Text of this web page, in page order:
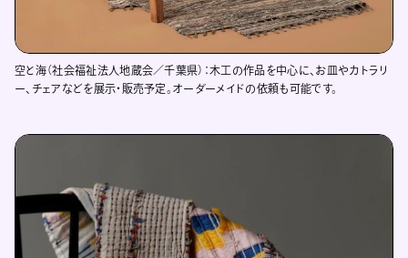
空と海（社会福祉法人地蔵会／千葉県）：木工の作品を中心に、お皿やカトラリ
ー、チェアなどを展示・販売予定。オーダーメイドの依頼も可能です。